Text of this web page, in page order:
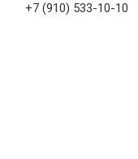
+7 (910) 533-10-10